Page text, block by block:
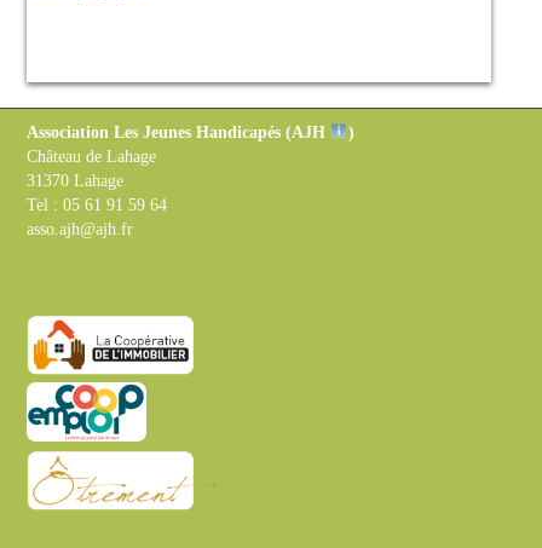
Association Les Jeunes Handicapés (AJH
)
Château de Lahage
31370 Lahage
Tel : 05 61 91 59 64
asso.ajh@ajh.fr